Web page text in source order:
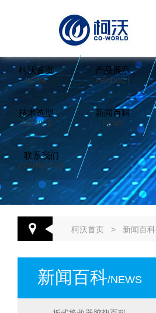
柯沃首页
HOME
产品展示
PRODUCT
技术选型
SERVICE
新闻百科
NEWS
联系我们
CONTACT US
柯沃首页 > 新闻百科
新闻百科/NEWS